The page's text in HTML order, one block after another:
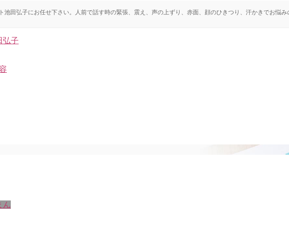
田弘子にお任せ下さい。人前で話す時の緊張、震え、声の上ずり、赤面、顔のひきつり、汗かきでお悩
ん